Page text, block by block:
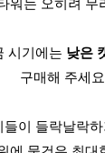
워는 오히려 무
시기에는 낮은
구매해 주세
들이 들락날락